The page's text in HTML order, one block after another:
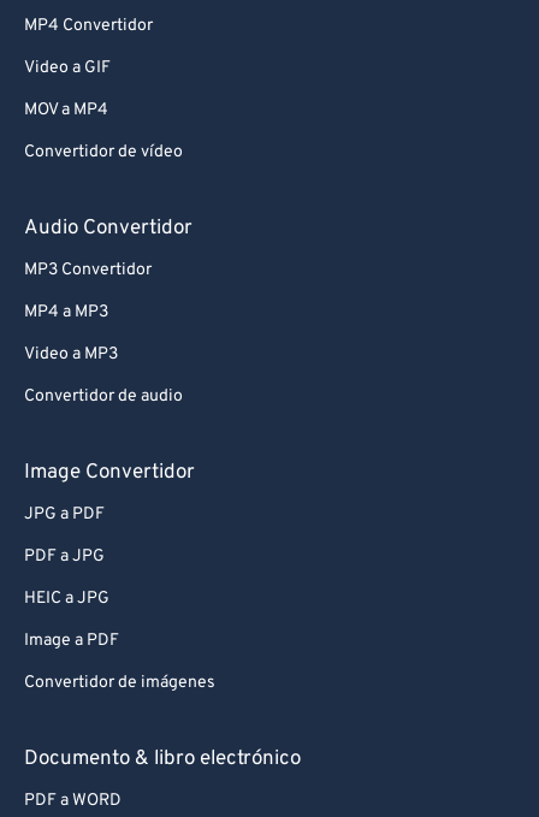
MP4 Convertidor
Video a GIF
MOV a MP4
Convertidor de vídeo
Audio Convertidor
MP3 Convertidor
MP4 a MP3
Video a MP3
Convertidor de audio
Image Convertidor
JPG a PDF
PDF a JPG
HEIC a JPG
Image a PDF
Convertidor de imágenes
Documento & libro electrónico
PDF a WORD